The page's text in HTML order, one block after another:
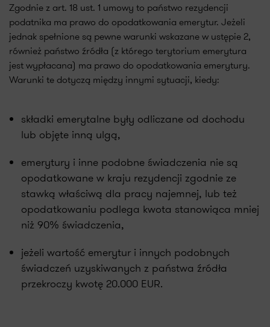
Zgodnie z art. 18 ust. 1 umowy to państwo rezydencji
podatnika ma prawo do opodatkowania emerytur. Jeżeli
jednak spełnione są pewne warunki wskazane w ustępie 2,
również państwo źródła (z którego terytorium emerytura
jest wypłacana) ma prawo do opodatkowania emerytury.
Warunki te dotyczą między innymi sytuacji, kiedy:
składki emerytalne były odliczane od dochodu
lub objęte inną ulgą,
emerytury i inne podobne świadczenia nie są
opodatkowane w kraju rezydencji zgodnie ze
stawką właściwą dla pracy najemnej, lub też
opodatkowaniu podlega kwota stanowiąca mniej
niż 90% świadczenia,
jeżeli wartość emerytur i innych podobnych
świadczeń uzyskiwanych z państwa źródła
przekroczy kwotę 20.000 EUR.